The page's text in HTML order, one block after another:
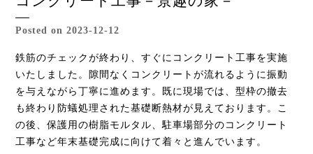
Posted on 2023-12-12
鉄筋のチェックが終わり、すぐにコンクリート工事を実施
いたしました。隙間なくコンクリートが流れるように振動
を与えながら丁寧に進めます。既に現場では、型枠の撤去
も終わり防蟻処理された基礎断熱材が見えております。こ
の後、保護用の樹脂モルタル、駐車場部分のコンクリート
工事など年末基礎完成に向けて着々と進んでいます。